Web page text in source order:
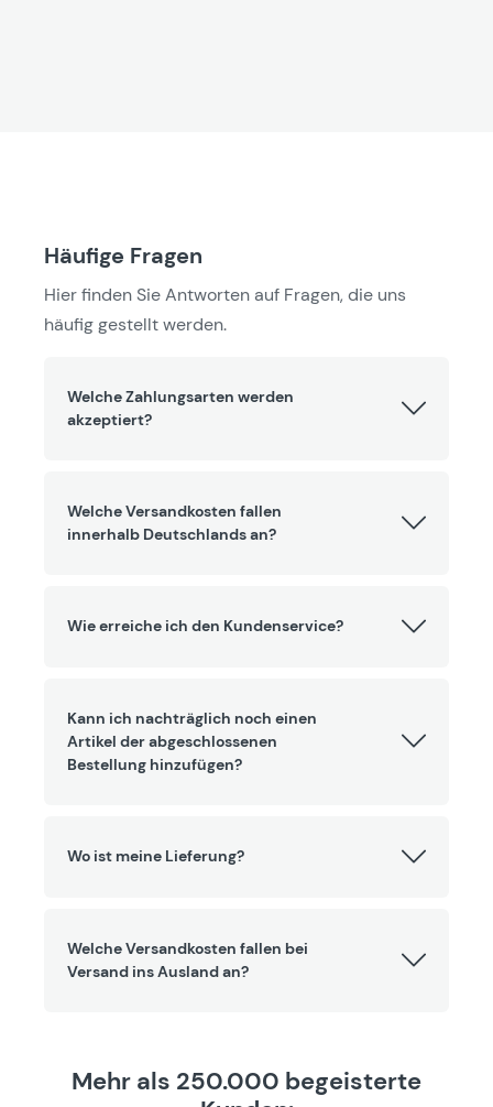
Häufige Fragen
Hier finden Sie Antworten auf Fragen, die uns
häufig gestellt werden.
Welche Zahlungsarten werden
akzeptiert?
Welche Versandkosten fallen
innerhalb Deutschlands an?
Wie erreiche ich den Kundenservice?
Kann ich nachträglich noch einen
Artikel der abgeschlossenen
Bestellung hinzufügen?
Wo ist meine Lieferung?
Welche Versandkosten fallen bei
Versand ins Ausland an?
Mehr als 250.000 begeisterte